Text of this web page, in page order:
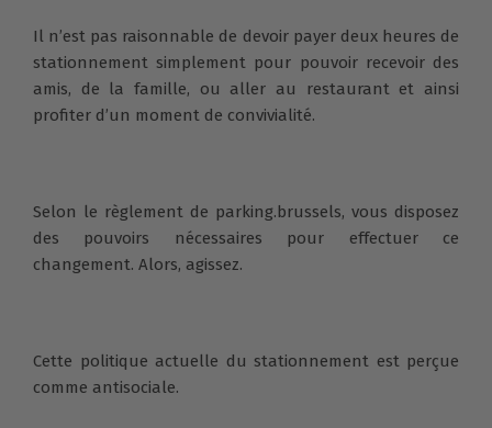
Il n’est pas raisonnable de devoir payer deux heures de
stationnement simplement pour pouvoir recevoir des
amis, de la famille, ou aller au restaurant et ainsi
profiter d’un moment de convivialité.
Selon le règlement de parking.brussels, vous disposez
des pouvoirs nécessaires pour effectuer ce
changement. Alors, agissez.
Cette politique actuelle du stationnement est perçue
comme antisociale.